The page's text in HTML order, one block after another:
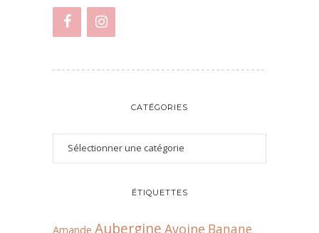
CATÉGORIES
ÉTIQUETTES
Amande Aubergine Avoine Banane